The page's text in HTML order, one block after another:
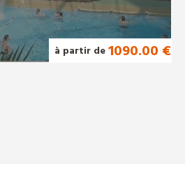
à partir de1090.00 €